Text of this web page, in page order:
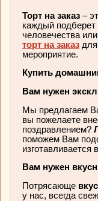
Торт на заказ –
каждый
человечества
торт на заказ
мероприятие.
Купить
Вам нужен
Мы предлагаем
вы пожелаете
поздравлением?
поможем Вам
Вам нужен
Потрясающе
у нас, всегда